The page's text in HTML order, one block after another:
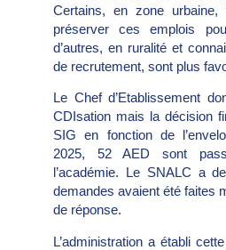
Certains, en zone urbaine,
préserver ces emplois
d’autres, en ruralité et
de recrutement, sont plus
Le Chef d’Etablissement
CDIsation mais la décision
SIG en fonction de
2025, 52 AED sont
l’académie. Le SNALC a
demandes avaient été faites
de réponse.
L’administration a établi